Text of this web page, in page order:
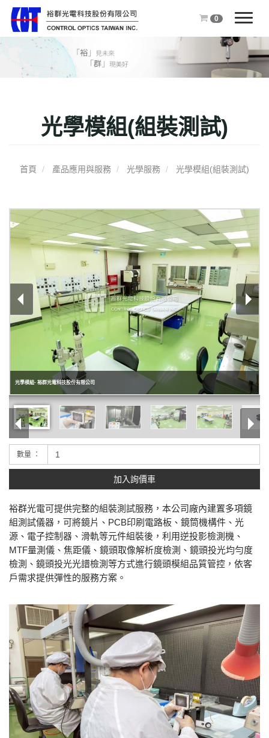
0
T
o
g
l
a
o
n
光學模組(組裝測試)
首頁 產品應用與服務 光學服務 光學模組(組裝測試)
光學模組- 裕群光電科技股份有限公司
數量 ：
加入詢價車
裕群光電可提供完整的組裝測試服務，本公司廠內建置多項鏡
組測試儀器，可將鏡片、PCB印刷電路板、鏡筒機構件、光
源、電子控制器、滑軌等元件組裝後，利用逆投影檢測機、
MTF量測儀、焦距儀、鏡頭取像解析度檢測、鏡頭投光均勻度
檢測、鏡頭投光光譜檢測等方式進行鏡頭模組品質管控，依客
戶需求提供彈性的服務方案。